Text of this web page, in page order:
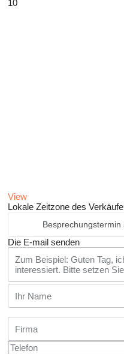
10
View
Lokale Zeitzone des
Besprechungstermin
Die E-mail senden